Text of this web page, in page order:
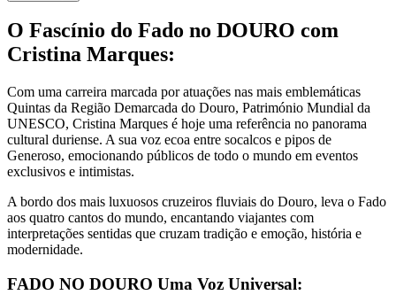
O Fascínio do Fado no DOURO com
Cristina Marques:
Com uma carreira marcada por atuações nas mais emblemáticas
Quintas da Região Demarcada do Douro, Património Mundial da
UNESCO, Cristina Marques é hoje uma referência no panorama
cultural duriense. A sua voz ecoa entre socalcos e pipos de
Generoso, emocionando públicos de todo o mundo em eventos
exclusivos e intimistas.
A bordo dos mais luxuosos cruzeiros fluviais do Douro, leva o Fado
aos quatro cantos do mundo, encantando viajantes com
interpretações sentidas que cruzam tradição e emoção, história e
modernidade.
FADO NO DOURO Uma Voz Universal: